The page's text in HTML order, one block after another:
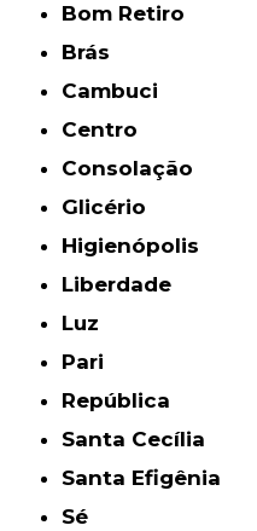
Bom Retiro
Brás
Cambuci
Centro
Consolação
Glicério
Higienópolis
Liberdade
Luz
Pari
República
Santa Cecília
Santa Efigênia
Sé